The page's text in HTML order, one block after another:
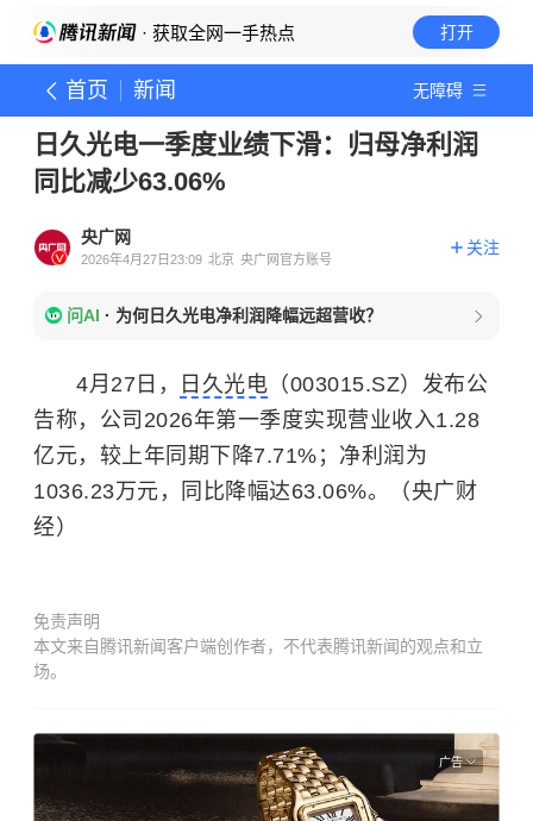
· 获取全网一手热点 打开
首页 新闻 无障碍
日久光电一季度业绩下滑：归母净利润
同比减少63.06%
央广网
2026年4月27日23:09 北京 央广网官方账号
关注
问AI · 为何日久光电净利润降幅远超营收？
4月27日， 日久光电 （003015.SZ）发布公
告称，公司2026年第一季度实现营业收入1.28
亿元，较上年同期下降7.71%；净利润为
1036.23万元，同比降幅达63.06%。（央广财
经）
免责声明
本文来自腾讯新闻客户端创作者，不代表腾讯新闻的观点和立
场。
广告